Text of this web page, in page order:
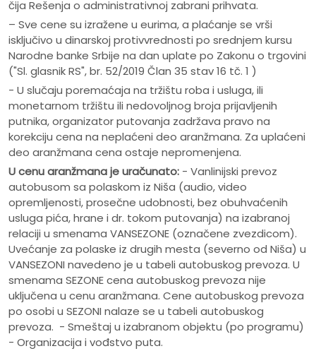
čija Rešenja o administrativnoj zabrani prihvata.
– Sve cene su izražene u eurima, a plaćanje se vrši
isključivo u dinarskoj protivvrednosti po srednjem kursu
Narodne banke Srbije na dan uplate po Zakonu o trgovini
("Sl. glasnik RS", br. 52/2019 Član 35 stav 16 tč. 1 )
- U slučaju poremaćaja na tržištu roba i usluga, ili
monetarnom tržištu ili nedovoljnog broja prijavljenih
putnika, organizator putovanja zadržava pravo na
korekciju cena na neplaćeni deo aranžmana. Za uplaćeni
deo aranžmana cena ostaje nepromenjena.
U cenu aranžmana je uračunato: - Vanlinijski prevoz
autobusom sa polaskom iz Niša (audio, video
opremljenosti, prosečne udobnosti, bez obuhvaćenih
usluga pića, hrane i dr. tokom putovanja) na izabranoj
relaciji u smenama VANSEZONE (označene zvezdicom).
Uvećanje za polaske iz drugih mesta (severno od Niša) u
VANSEZONI navedeno je u tabeli autobuskog prevoza. U
smenama SEZONE cena autobuskog prevoza nije
uključena u cenu aranžmana. Cene autobuskog prevoza
po osobi u SEZONI nalaze se u tabeli autobuskog
prevoza. - Smeštaj u izabranom objektu (po programu)
- Organizacija i vođstvo puta.